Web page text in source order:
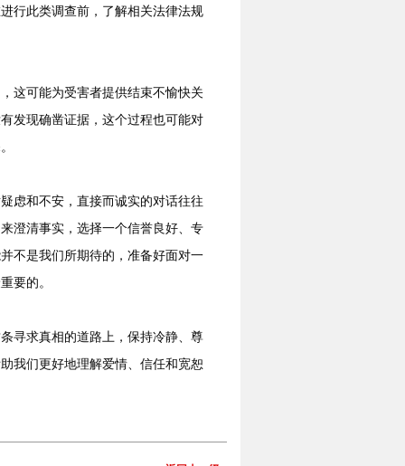
行此类调查前，了解相关法律法规
这可能为受害者提供结束不愉快关
发现确凿证据，这个过程也可能对
虑和不安，直接而诚实的对话往往
澄清事实，选择一个信誉良好、专
不是我们所期待的，准备好面对一
要的。
寻求真相的道路上，保持冷静、尊
我们更好地理解爱情、信任和宽恕